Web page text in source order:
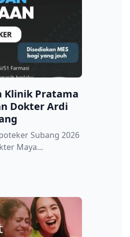
Klinik Pratama
Dokter Ardi
Subang 2026
Maya...